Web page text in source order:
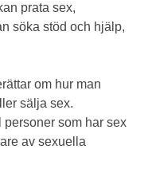
prata sex,
söka stöd och hjälp,
om hur man
sälja sex.
som har sex
av sexuella